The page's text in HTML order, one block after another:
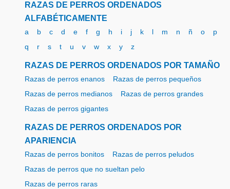
RAZAS DE PERROS ORDENADOS
ALFABÉTICAMENTE
a b c d e f g h i j k l m n ñ o
p
q
r s t u v w x y z
RAZAS DE PERROS ORDENADOS POR TAMAÑO
Razas de perros enanos
Razas de perros pequeños
Razas de perros medianos
Razas de perros grandes
Razas de perros gigantes
RAZAS DE PERROS ORDENADOS POR
APARIENCIA
Razas de perros bonitos
Razas de perros peludos
Razas de perros que no sueltan pelo
Razas de perros raras